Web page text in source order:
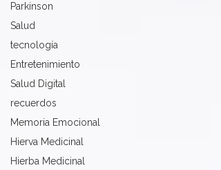
Parkinson
Salud
tecnología
Entretenimiento
Salud Digital
recuerdos
Memoria Emocional
Hierva Medicinal
Hierba Medicinal